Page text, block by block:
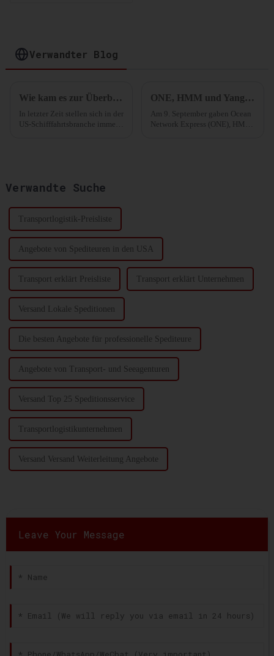
Verwandter Blog
Wie kam es zur Überbuchung der US-Route?
In letzter Zeit stellen sich in der
US-Schifffahrtsbranche immer
aus ...
ONE, HMM und Yang Ming geben „Premier Alliance“ bekannt
Am 9. September gaben Ocean
Network Express (ONE), HMM
Verwandte Suche
Transportlogistik-Preisliste
Angebote von Spediteuren in den USA
Transport erklärt Preisliste Transport erklärt Unternehmen
Versand Lokale Speditionen
Die besten Angebote für professionelle Spediteure
Angebote von Transport- und Seeagenturen
Versand Top 25 Speditionsservice
Transportlogistikunternehmen
Versand Versand Weiterleitung Angebote
Leave Your Message